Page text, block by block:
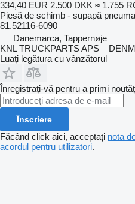
334,40 EUR 2.500 DKK ≈ 1.755
Piesă de schimb - supapă
81.52116-6090
Danemarca, Tappernøje
KNL TRUCKPARTS APS –
Luați legătura cu vânzătorul
Înregistrați-vă pentru a primi
Înscriere
Făcând click aici, acceptați nota
acordul pentru utilizatori.